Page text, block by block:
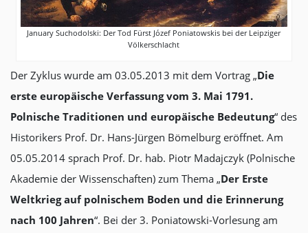
January Suchodolski: Der Tod Fürst Józef Poniatowskis bei der Leipziger
Völkerschlacht
Der Zyklus wurde am 03.05.2013 mit dem Vortrag „Die
erste europäische Verfassung vom 3. Mai 1791.
Polnische Traditionen und europäische Bedeutung“ des
Historikers Prof. Dr. Hans-Jürgen Bömelburg eröffnet. Am
05.05.2014 sprach Prof. Dr. hab. Piotr Madajczyk (Polnische
Akademie der Wissenschaften) zum Thema „Der Erste
Weltkrieg auf polnischem Boden und die Erinnerung
nach 100 Jahren“. Bei der 3. Poniatowski-Vorlesung am